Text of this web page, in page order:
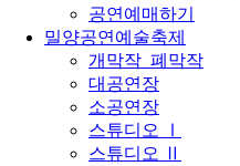
공연예매하기
밀양공연예술축제
개막작_폐막작
대공연장
소공연장
스튜디오 Ⅰ
스튜디오 Ⅱ